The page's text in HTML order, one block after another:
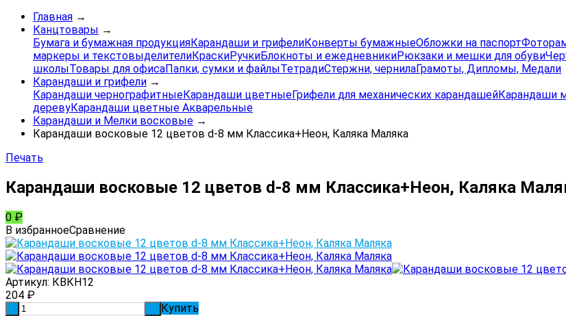
Главная →
Канцтовары →
Бумага и бумажная продукцияКарандаши и грифелиКонверты бумажныеОбложки на паспорт
маркеры и текстовыделителиКраскиРучкиБлокноты и ежедневникиРюкзаки и мешки для обуви
школыТовары для офисаПапки, сумки и файлыТетрадиСтержни, чернилаГрамоты, Дипломы, Медали
Карандаши и грифели →
Карандаши чернографитныеКарандаши цветныеГрифели для механических карандашейКарандаши
деревуКарандаши цветные Акварельные
Карандаши и Мелки восковые →
Карандаши восковые 12 цветов d-8 мм Классика+Неон, Каляка Маляка
Печать
Карандаши восковые 12 цветов d-8 мм Классика+Неон, Каляка
0 ₽
В избранноеСравнение
Артикул: КВКН12
204 ₽
Купить